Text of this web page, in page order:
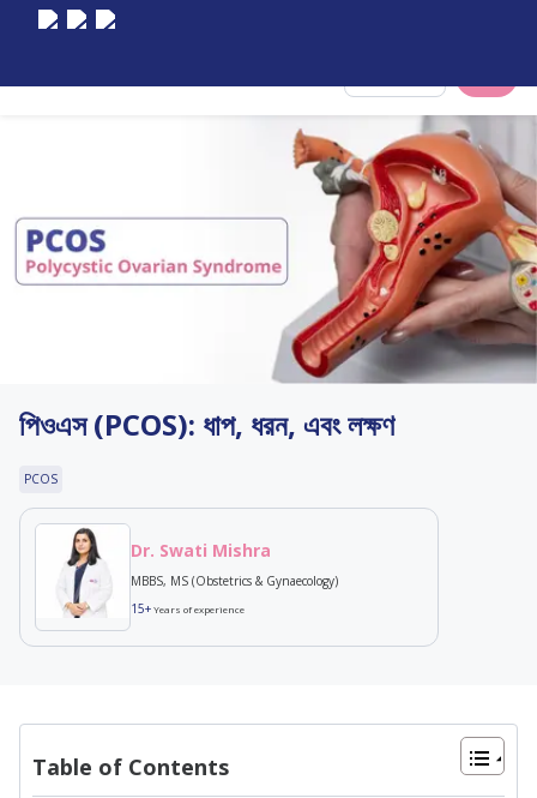
পিওএস (PCOS): ধাপ, ধরন, এবং লক্ষণ
PCOS
Dr. Swati Mishra
MBBS, MS (Obstetrics & Gynaecology)
15+Years of experience
Table of Contents